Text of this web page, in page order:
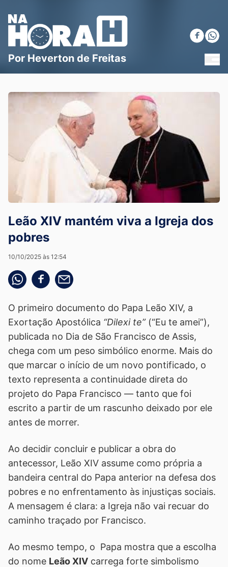
Blog Na Hora H
Por Heverton de Freitas
Leão XIV mantém viva a Igreja dos
pobres
10/10/2025 às 12:54
Compartilhe pelo whatsapp
Compartilhar no facebook
Compartilhe pelo email
O primeiro documento do Papa Leão XIV, a
Exortação Apostólica “Dilexi te”(“Eu te amei”),
publicada no Dia de São Francisco de Assis,
chega com um peso simbólico enorme. Mais do
que marcar o início de um novo pontificado, o
texto representa a continuidade direta do
projeto do Papa Francisco — tanto que foi
escrito a partir de um rascunho deixado por ele
antes de morrer.
Ao decidir concluir e publicar a obra do
antecessor, Leão XIV assume como própria a
bandeira central do Papa anterior na defesa dos
pobres e no enfrentamento às injustiças sociais.
A mensagem é clara: a Igreja não vai recuar do
caminho traçado por Francisco.
Ao mesmo tempo, o Papa mostra que a escolha
do nome Leão XIV carrega forte simbolismo